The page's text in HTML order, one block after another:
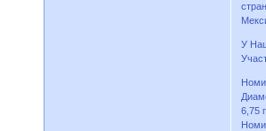
У
6,75 г